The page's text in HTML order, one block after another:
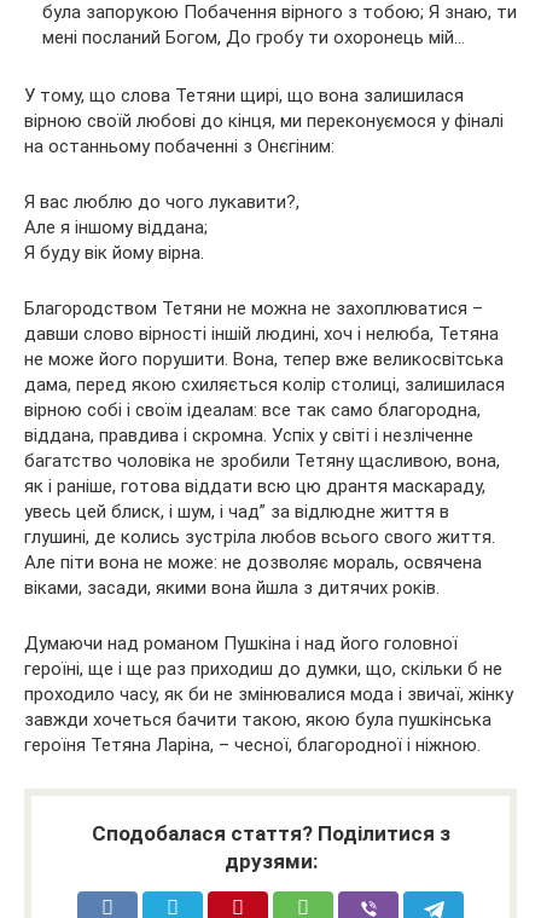
була запорукою Побачення вірного з тобою; Я знаю, ти
мені посланий Богом, До гробу ти охоронець мій…
У тому, що слова Тетяни щирі, що вона залишилася
вірною своїй любові до кінця, ми переконуємося у фіналі
на останньому побаченні з Онєгіним:
Я вас люблю до чого лукавити?,
Але я іншому віддана;
Я буду вік йому вірна.
Благородством Тетяни не можна не захоплюватися –
давши слово вірності іншій людині, хоч і нелюба, Тетяна
не може його порушити. Вона, тепер вже великосвітська
дама, перед якою схиляється колір столиці, залишилася
вірною собі і своїм ідеалам: все так само благородна,
віддана, правдива і скромна. Успіх у світі і незліченне
багатство чоловіка не зробили Тетяну щасливою, вона,
як і раніше, готова віддати всю цю дрантя маскараду,
увесь цей блиск, і шум, і чад” за відлюдне життя в
глушині, де колись зустріла любов всього свого життя.
Але піти вона не може: не дозволяє мораль, освячена
віками, засади, якими вона йшла з дитячих років.
Думаючи над романом Пушкіна і над його головної
героїні, ще і ще раз приходиш до думки, що, скільки б не
проходило часу, як би не змінювалися мода і звичаї, жінку
завжди хочеться бачити такою, якою була пушкінська
героїня Тетяна Ларіна, – чесної, благородної і ніжною.
Сподобалася стаття? Поділитися з
друзями: